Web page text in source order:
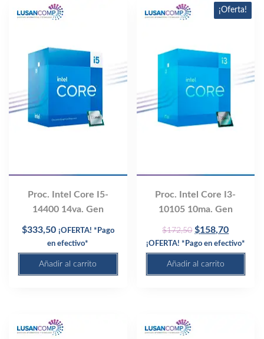
cantidad
Proc. Intel Core I5-
14400 14va. Gen
$333,50 ¡OFERTA! *Pago
en efectivo*
Añadir al carrito
¡Oferta!
Proc. Intel Core I3-
10105 10ma. Gen
$172,50 Original
price
was:
$172,50.
$158,70Current
price
¡OFERTA! *Pago en efectivo*
Añadir al carrito